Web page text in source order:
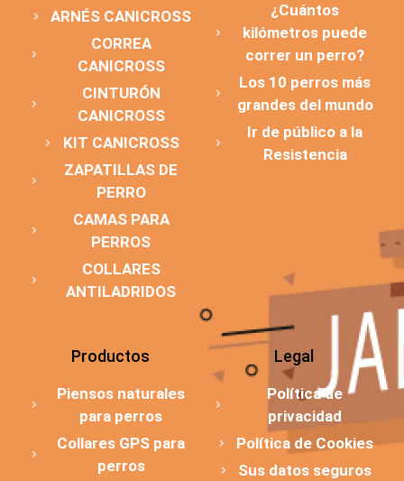
ARNÉS CANICROSS
CORREA
CANICROSS
CINTURÓN
CANICROSS
KIT CANICROSS
ZAPATILLAS DE
PERRO
CAMAS PARA
PERROS
COLLARES
ANTILADRIDOS
¿Cuántos
kilómetros puede
correr un perro?
Los 10 perros más
grandes del mundo
Ir de público a la
Resistencia
Productos
Piensos naturales
para perros
Collares GPS para
perros
Legal
Política de
privacidad
Política de Cookies
Sus datos seguros